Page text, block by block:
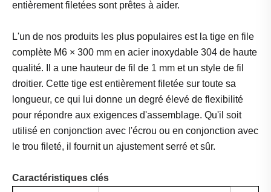
entièrement filetées sont prêtes à aider.
L'un de nos produits les plus populaires est la tige en file
complète M6 × 300 mm en acier inoxydable 304 de haute
qualité. Il a une hauteur de fil de 1 mm et un style de fil
droitier. Cette tige est entièrement filetée sur toute sa
longueur, ce qui lui donne un degré élevé de flexibilité
pour répondre aux exigences d'assemblage. Qu'il soit
utilisé en conjonction avec l'écrou ou en conjonction avec
le trou fileté, il fournit un ajustement serré et sûr.
Caractéristiques clés